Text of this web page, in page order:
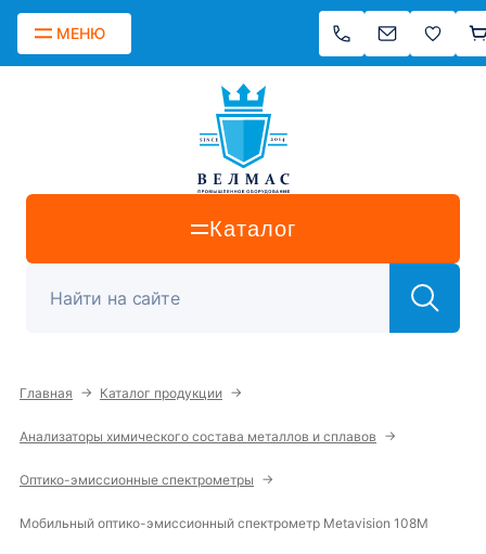
МЕНЮ
Каталог
Главная → Каталог продукции →
Анализаторы химического состава металлов и сплавов →
Оптико-эмиссионные спектрометры →
Мобильный оптико-эмиссионный спектрометр Metavision 108M